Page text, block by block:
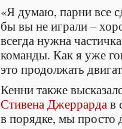
«Я думаю, парни все
бы вы не играли –
всегда нужна
команды. Как я уже
это продолжать
Кенни также
Стивена Джеррарда в
в порядке, мы просто